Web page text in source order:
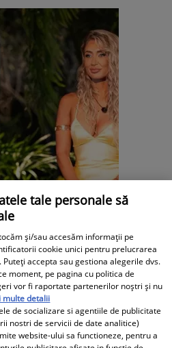
Insula Iubirii, s-a
dată de ispita
concurentă a
din sezonul trecut
tale personale să
și/sau accesăm informații pe
cookie unici pentru prelucrarea
accepta sau gestiona alegerile dvs.
moment, pe pagina cu politica de
vor fi raportate partenerilor noștri și nu
multe detalii
de socializare si agentiile de publicitate
nostri de servicii de date analitice)
website-ului sa functioneze, pentru a